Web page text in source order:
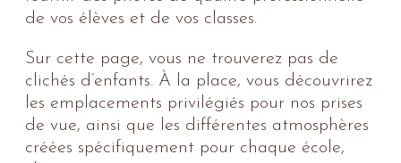
de vos élèves et de vos classes.
Sur cette page, vous ne trouverez pas de
clichés d’enfants. À la place, vous découvrirez
les emplacements privilégiés pour nos prises
de vue, ainsi que les différentes atmosphères
créées spécifiquement pour chaque école,